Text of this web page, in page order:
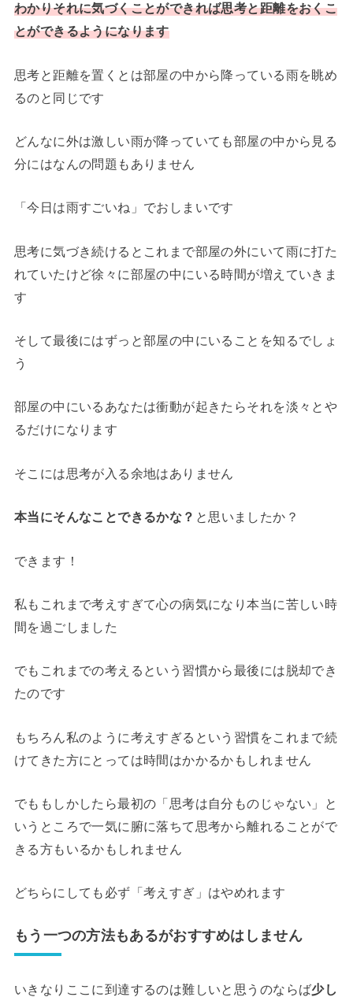
わかりそれに気づくことができれば思考と距離をおくこ
とができるようになります
思考と距離を置くとは部屋の中から降っている雨を眺め
るのと同じです
どんなに外は激しい雨が降っていても部屋の中から見る
分にはなんの問題もありません
「今日は雨すごいね」でおしまいです
思考に気づき続けるとこれまで部屋の外にいて雨に打た
れていたけど徐々に部屋の中にいる時間が増えていきま
す
そして最後にはずっと部屋の中にいることを知るでしょ
う
部屋の中にいるあなたは衝動が起きたらそれを淡々とや
るだけになります
そこには思考が入る余地はありません
本当にそんなことできるかな？ と思いましたか？
できます！
私もこれまで考えすぎて心の病気になり本当に苦しい時
間を過ごしました
でもこれまでの考えるという習慣から最後には脱却でき
たのです
もちろん私のように考えすぎるという習慣をこれまで続
けてきた方にとっては時間はかかるかもしれません
でももしかしたら最初の「思考は自分ものじゃない」と
いうところで一気に腑に落ちて思考から離れることがで
きる方もいるかもしれません
どちらにしても必ず「考えすぎ」はやめれます
もう一つの方法もあるがおすすめはしません
いきなりここに到達するのは難しいと思うのならば少し